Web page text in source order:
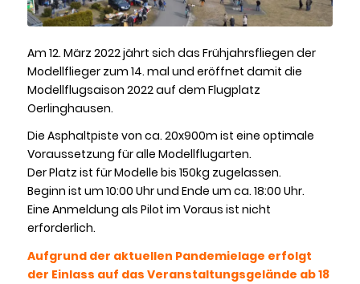
Am 12. März 2022 jährt sich das Frühjahrsfliegen der
Modellflieger zum 14. mal und eröffnet damit die
Modellflugsaison 2022 auf dem Flugplatz
Oerlinghausen.
Die Asphaltpiste von ca. 20x900m ist eine optimale
Voraussetzung für alle Modellflugarten.
Der Platz ist für Modelle bis 150kg zugelassen.
Beginn ist um 10:00 Uhr und Ende um ca. 18:00 Uhr.
Eine Anmeldung als Pilot im Voraus ist nicht
erforderlich.
Aufgrund der aktuellen Pandemielage erfolgt
der Einlass auf das Veranstaltungsgelände ab 18